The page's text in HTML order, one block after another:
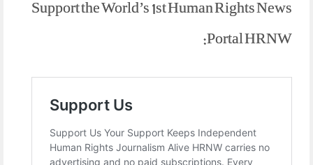
Support the World’s 1st Human Rights News
Portal HRNW: